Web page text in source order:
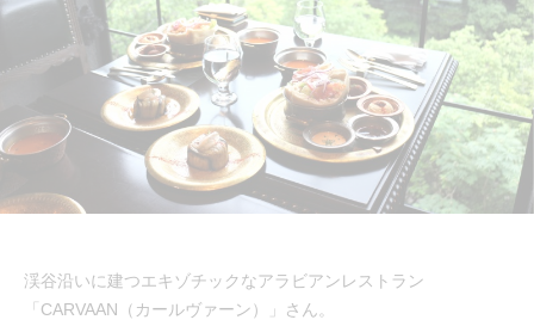
渓谷沿いに建つエキゾチックなアラビアンレストラン
「CARVAAN（カールヴァーン）」さん。